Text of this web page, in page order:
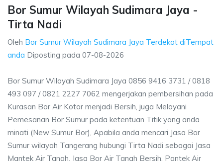
Bor Sumur Wilayah Sudimara Jaya -
Tirta Nadi
Oleh Bor Sumur Wilayah Sudimara Jaya Terdekat diTempat
anda Diposting pada 07-08-2026
Bor Sumur Wilayah Sudimara Jaya 0856 9416 3731 / 0818
493 097 / 0821 2227 7062 mengerjakan pembersihan pada
Kurasan Bor Air Kotor menjadi Bersih, juga Melayani
Pemesanan Bor Sumur pada ketentuan Titik yang anda
minati (New Sumur Bor), Apabila anda mencari Jasa Bor
Sumur wilayah Tangerang hubungi Tirta Nadi sebagai Jasa
Mantek Air Tanah, Jasa Bor Air Tanah Bersih, Pantek Air